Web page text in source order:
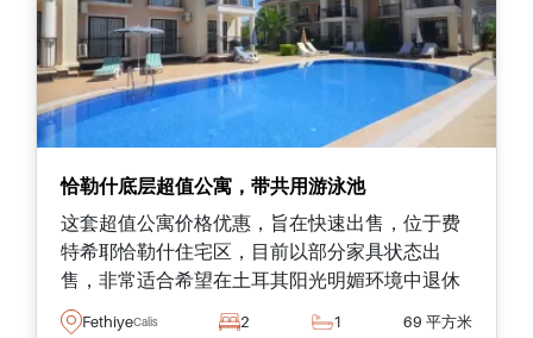
经成为一个独立的城镇，尽管它距离费特希耶中
心只有5分钟的车程。因此，您在恰里希的家提
供了最好的两种不同生活：城市生活以及安静的
海滨生活。
恰勒什底层超值公寓，带共用游泳池
这套超值公寓价格优惠，旨在快速出售，位于费
特希耶恰勒什住宅区，目前以部分家具状态出
售，非常适合希望在土耳其阳光明媚环境中退休
生活的买家。
FethiyeCalis 2 1 69 平方米